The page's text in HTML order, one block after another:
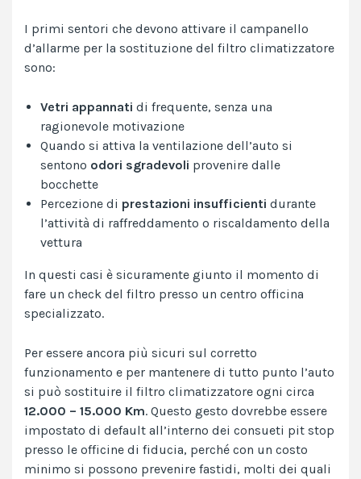
I primi sentori che devono attivare il campanello
d’allarme per la sostituzione del filtro climatizzatore
sono:
Vetri appannati di frequente, senza una
ragionevole motivazione
Quando si attiva la ventilazione dell’auto si
sentono odori sgradevoli provenire dalle
bocchette
Percezione di prestazioni insufficienti durante
l’attività di raffreddamento o riscaldamento della
vettura
In questi casi è sicuramente giunto il momento di
fare un check del filtro presso un centro officina
specializzato.
Per essere ancora più sicuri sul corretto
funzionamento e per mantenere di tutto punto l’auto
si può sostituire il filtro climatizzatore ogni circa
12.000 – 15.000 Km. Questo gesto dovrebbe essere
impostato di default all’interno dei consueti pit stop
presso le officine di fiducia, perché con un costo
minimo si possono prevenire fastidi, molti dei quali